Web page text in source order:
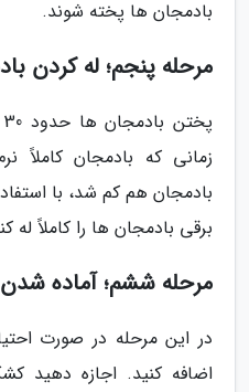
بادمجان ها پخته شوند.
مرحله پنجم؛ له کردن
زمانی که بادمجان
بادمجان هم کم شد، با
برقی بادمجان ها را کاملاً له
مرحله ششم؛ آماده
در این مرحله در صورت
اضافه کنید. اجازه دهید